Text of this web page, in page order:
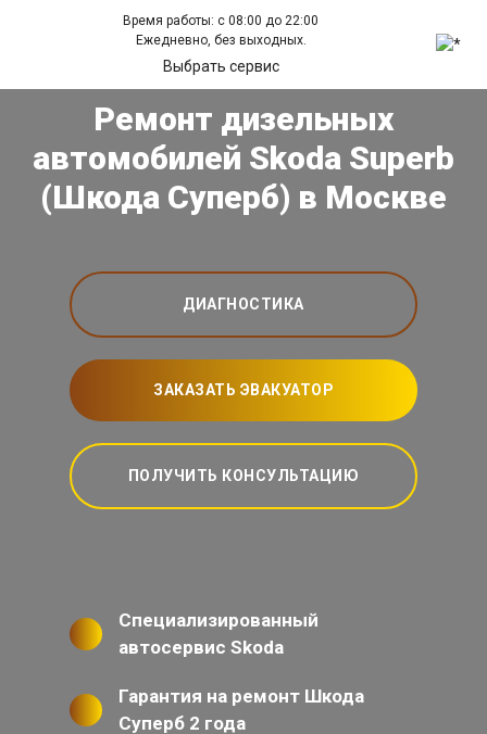
Время работы: с 08:00 до 22:00
Ежедневно, без выходных.
Выбрать сервис
Ремонт дизельных
автомобилей Skoda Superb
(Шкода Суперб) в Москве
ДИАГНОСТИКА
ЗАКАЗАТЬ ЭВАКУАТОР
ПОЛУЧИТЬ КОНСУЛЬТАЦИЮ
Специализированный
автосервис Skoda
Гарантия на ремонт Шкода
Суперб 2 года